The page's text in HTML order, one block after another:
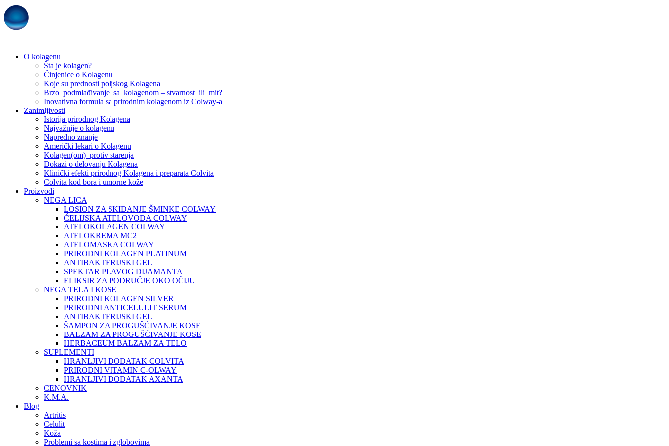
O kolagenu
Šta je kolagen?
Činjenice o Kolagenu
Koje su prednosti poljskog Kolagena
Brzo podmlađivanje sa kolagenom – stvarnost ili mit?
Inovativna formula sa prirodnim kolagenom iz Colway-a
Zanimljivosti
Istorija prirodnog Kolagena
Najvažnije o kolagenu
Napredno znanje
Američki lekari o Kolagenu
Kolagen(om) protiv starenja
Dokazi o delovanju Kolagena
Klinički efekti prirodnog Kolagena i preparata Colvita
Colvita kod bora i umorne kože
Proizvodi
NEGA LICA
LOSION ZA SKIDANJE ŠMINKE COLWAY
ĆELIJSKA ATELOVODA COLWAY
ATELOKOLAGEN COLWAY
ATELOKREMA MC2
ATELOMASKA COLWAY
PRIRODNI KOLAGEN PLATINUM
ANTIBAKTERIJSKI GEL
SPEKTAR PLAVOG DIJAMANTA
ELIKSIR ZA PODRUČJE OKO OČIJU
NEGA TELA I KOSE
PRIRODNI KOLAGEN SILVER
PRIRODNI ANTICELULIT SERUM
ANTIBAKTERIJSKI GEL
ŠAMPON ZA PROGUŠĆIVANJE KOSE
BALZAM ZA PROGUŠĆIVANJE KOSE
HERBACEUM BALZAM ZA TELO
SUPLEMENTI
HRANLJIVI DODATAK COLVITA
PRIRODNI VITAMIN C-OLWAY
HRANLJIVI DODATAK AXANTA
CENOVNIK
K.M.A.
Blog
Artritis
Celulit
Koža
Problemi sa kostima i zglobovima